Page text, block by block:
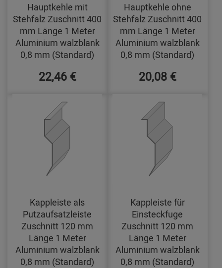
Hauptkehle mit
Stehfalz Zuschnitt 400
mm Länge 1 Meter
Aluminium walzblank
0,8 mm (Standard)
22,46 €
Hauptkehle ohne
Stehfalz Zuschnitt 400
mm Länge 1 Meter
Aluminium walzblank
0,8 mm (Standard)
20,08 €
Kappleiste als
Putzaufsatzleiste
Zuschnitt 120 mm
Länge 1 Meter
Aluminium walzblank
0,8 mm (Standard)
Kappleiste für
Einsteckfuge
Zuschnitt 120 mm
Länge 1 Meter
Aluminium walzblank
0,8 mm (Standard)